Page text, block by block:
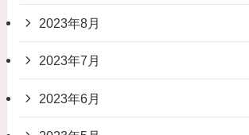
2023年8月
2023年7月
2023年6月